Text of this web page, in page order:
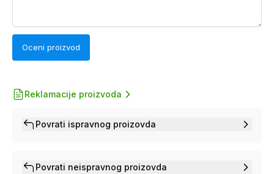
Oceni proizvod
Reklamacije proizvoda
Povrati ispravnog proizovda
Povrati neispravnog proizovda